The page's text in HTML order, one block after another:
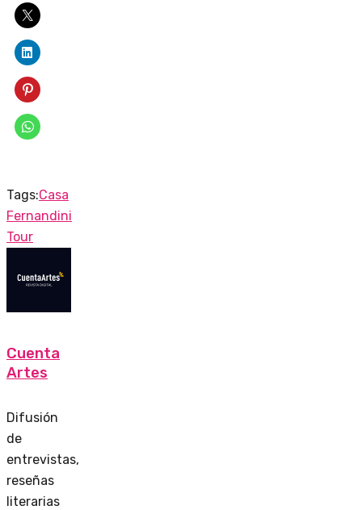
Tags:Casa
Fernandini
Tour
Cuenta
Artes
Difusión
de
entrevistas,
reseñas
literarias